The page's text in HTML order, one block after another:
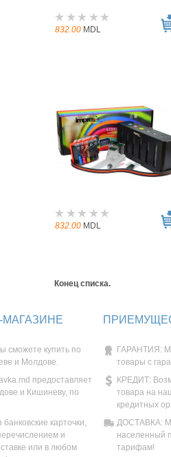
832.00 MDL
832.00 MDL
Конец списка.
сможете купить по
и Молдове.
предоставляет
и Кишиневу, по
карточки,
и
или в любом
ГАРАНТИЯ:
товары с
КРЕДИТ:
товара на
кредитных
ДОСТАВКА:
населенный
тарифам!